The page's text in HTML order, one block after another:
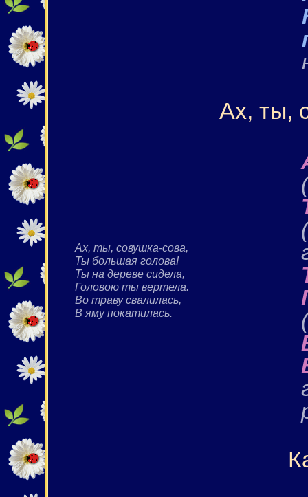
Ах, ты,
Ах, ты, совушка-сова,
Ты большая голова!
Ты на дереве сидела,
Головою ты вертела.
Во траву свалилась,
В яму покатилась.